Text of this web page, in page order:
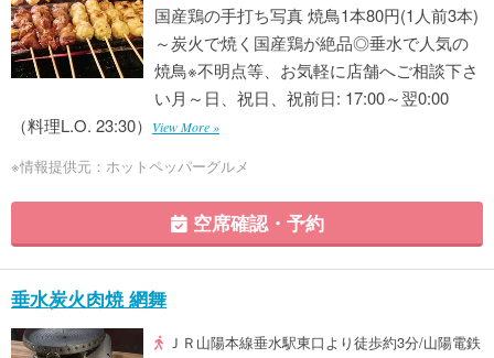
国産鶏の手打ち写真 焼鳥1本80円(1人前3本)
～炭火で焼く国産鶏が絶品◎垂水で人気の
焼鳥※不明点等、お気軽に店舗へご相談下さ
い月～日、祝日、祝前日: 17:00～翌0:00
（料理L.O. 23:30）
View More »
※情報提供元：ホットペッパーグルメ
空席確認・予約
垂水炭火肉焼 網舞
ＪＲ山陽本線垂水駅東口より徒歩約3分/山陽電鉄